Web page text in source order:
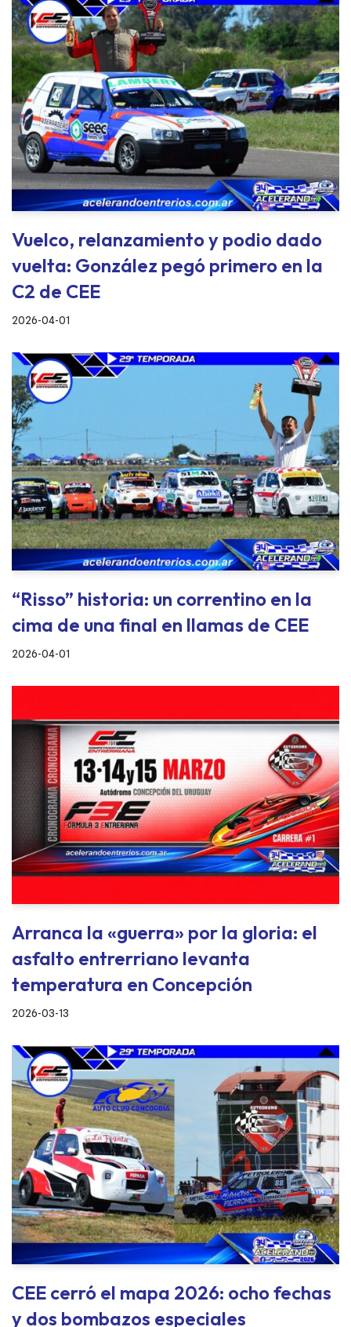
Vuelco, relanzamiento y podio dado
vuelta: González pegó primero en la
C2 de CEE
2026-04-01
“Risso” historia: un correntino en la
cima de una final en llamas de CEE
2026-04-01
Arranca la «guerra» por la gloria: el
asfalto entrerriano levanta
temperatura en Concepción
2026-03-13
CEE cerró el mapa 2026: ocho fechas
y dos bombazos especiales